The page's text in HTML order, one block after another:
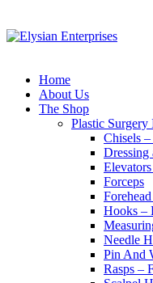
Home
About Us
The Shop
Plastic Surgery
Chisels
Dressing
Forceps
Hooks –
Needle
Pin And
Rasps –